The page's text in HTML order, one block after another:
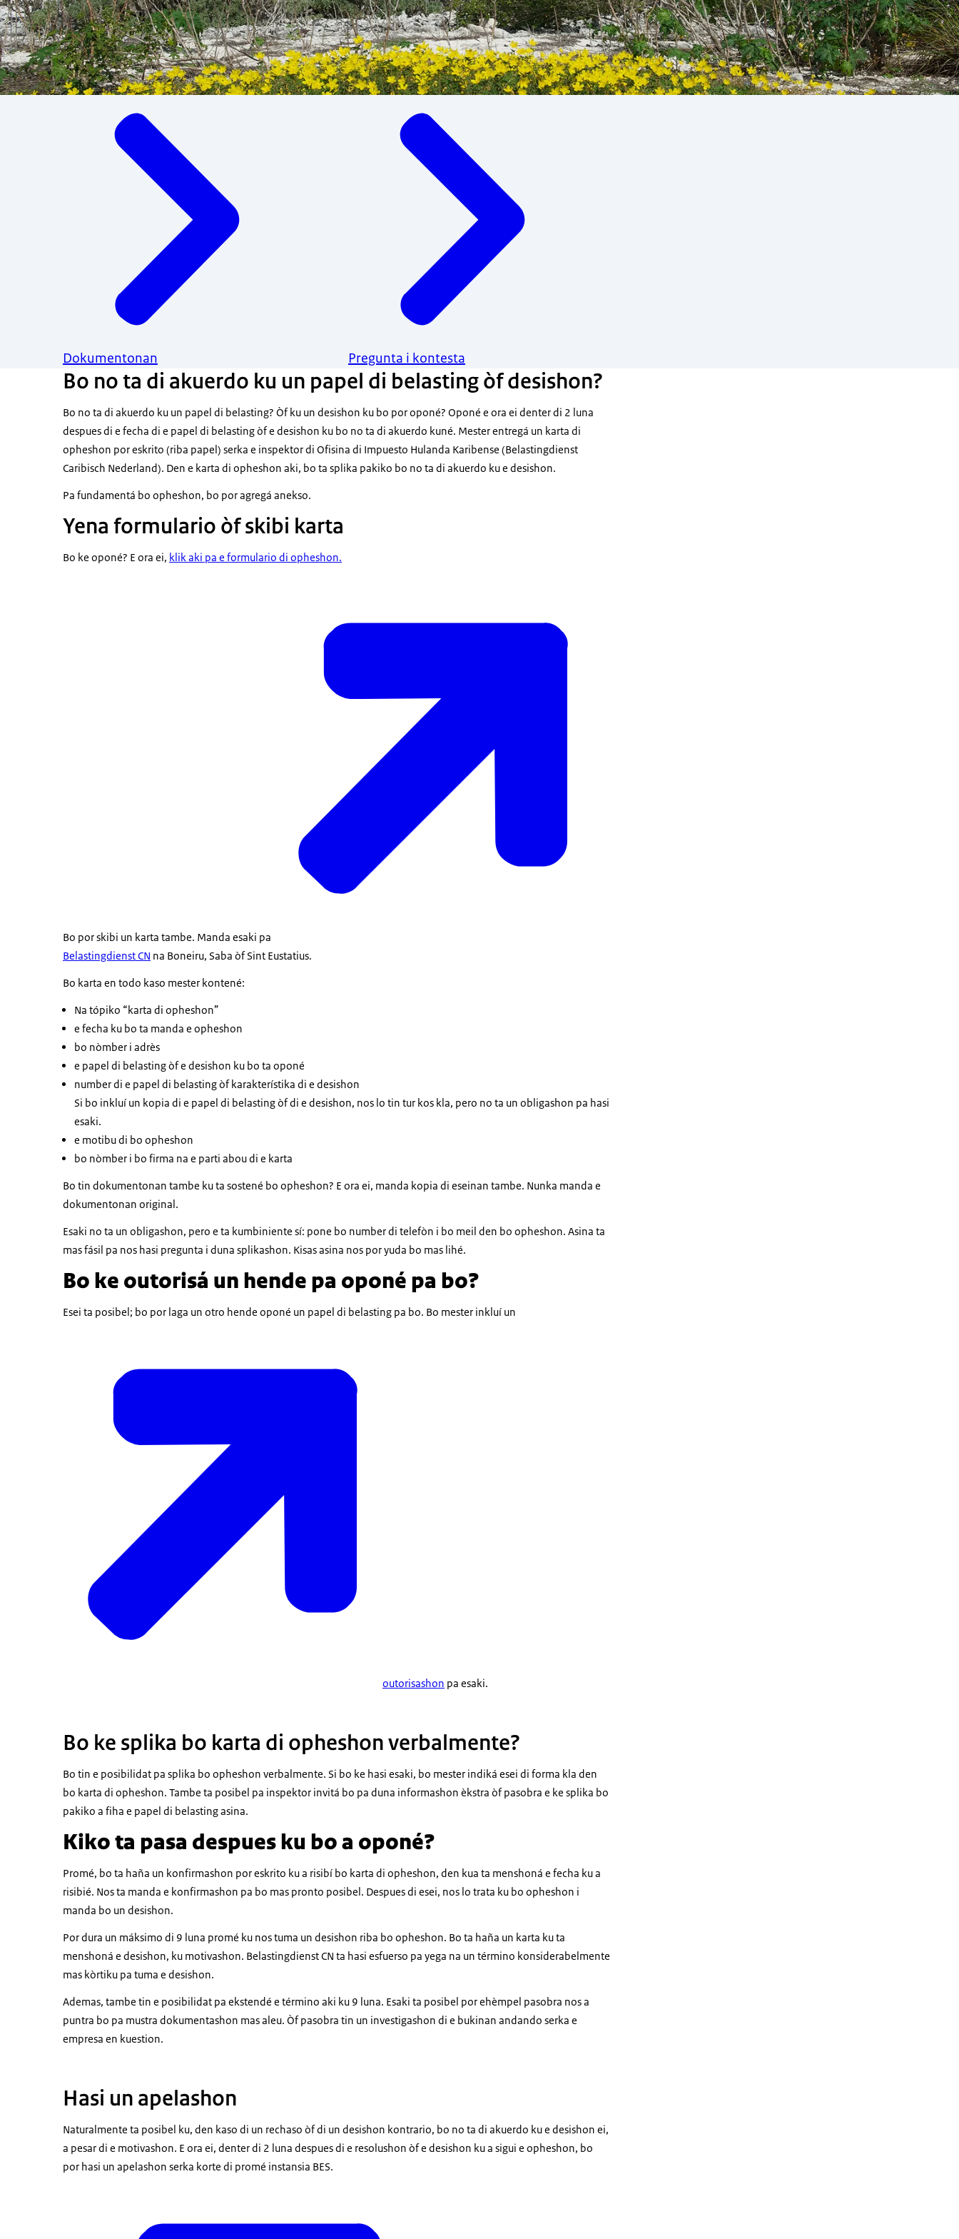
Navigation block redakshonal
Dokumentonan Pregunta i kontesta
Bo no ta di akuerdo ku un papel di belasting òf desishon?
Bo no ta di akuerdo ku un papel di belasting? Òf ku un desishon ku bo por oponé? Oponé e ora ei denter di 2 luna
despues di e fecha di e papel di belasting òf e desishon ku bo no ta di akuerdo kuné. Mester entregá un karta di
opheshon por eskrito (riba papel) serka e inspektor di Ofisina di Impuesto Hulanda Karibense (Belastingdienst
Caribisch Nederland). Den e karta di opheshon aki, bo ta splika pakiko bo no ta di akuerdo ku e desishon.
Pa fundamentá bo opheshon, bo por agregá anekso.
Yena formulario òf skibi karta
Bo ke oponé? E ora ei, klik aki pa e formulario di opheshon.
Bo por skibi un karta tambe. Manda esaki pa
Belastingdienst CN na Boneiru, Saba òf Sint Eustatius.
Bo karta en todo kaso mester kontené:
Na tópiko “karta di opheshon”
e fecha ku bo ta manda e opheshon
bo nòmber i adrès
e papel di belasting òf e desishon ku bo ta oponé
number di e papel di belasting òf karakterístika di e desishon
Si bo inkluí un kopia di e papel di belasting òf di e desishon, nos lo tin tur kos kla, pero no ta un obligashon pa hasi
esaki.
e motibu di bo opheshon
bo nòmber i bo firma na e parti abou di e karta
Bo tin dokumentonan tambe ku ta sostené bo opheshon? E ora ei, manda kopia di eseinan tambe. Nunka manda e
dokumentonan original.
Esaki no ta un obligashon, pero e ta kumbiniente sí: pone bo number di telefòn i bo meil den bo opheshon. Asina ta
mas fásil pa nos hasi pregunta i duna splikashon. Kisas asina nos por yuda bo mas lihé.
Bo ke outorisá un hende pa oponé pa bo?
Esei ta posibel; bo por laga un otro hende oponé un papel di belasting pa bo. Bo mester inkluí un
outorisashon pa esaki.
Bo ke splika bo karta di opheshon verbalmente?
Bo tin e posibilidat pa splika bo opheshon verbalmente. Si bo ke hasi esaki, bo mester indiká esei di forma kla den
bo karta di opheshon. Tambe ta posibel pa inspektor invitá bo pa duna informashon èkstra òf pasobra e ke splika bo
pakiko a fiha e papel di belasting asina.
Kiko ta pasa despues ku bo a oponé?
Promé, bo ta haña un konfirmashon por eskrito ku a risibí bo karta di opheshon, den kua ta menshoná e fecha ku a
risibié. Nos ta manda e konfirmashon pa bo mas pronto posibel. Despues di esei, nos lo trata ku bo opheshon i
manda bo un desishon.
Por dura un máksimo di 9 luna promé ku nos tuma un desishon riba bo opheshon. Bo ta haña un karta ku ta
menshoná e desishon, ku motivashon. Belastingdienst CN ta hasi esfuerso pa yega na un término konsiderabelmente
mas kòrtiku pa tuma e desishon.
Ademas, tambe tin e posibilidat pa ekstendé e término aki ku 9 luna. Esaki ta posibel por ehèmpel pasobra nos a
puntra bo pa mustra dokumentashon mas aleu. Òf pasobra tin un investigashon di e bukinan andando serka e
empresa en kuestion.
Hasi un apelashon
Naturalmente ta posibel ku, den kaso di un rechaso òf di un desishon kontrario, bo no ta di akuerdo ku e desishon ei,
a pesar di e motivashon. E ora ei, denter di 2 luna despues di e resolushon òf e desishon ku a sigui e opheshon, bo
por hasi un apelashon serka korte di promé instansia BES.